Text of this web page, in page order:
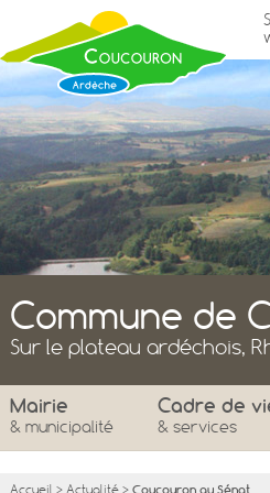
Commune de
Sur le plateau ardéchois,
Mairie
& municipalité
Cadre de
& services
Accueil > Actualité > Coucouron au Sénat